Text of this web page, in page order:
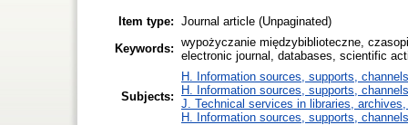
Item type: Journal article (Unpaginated)
Keywords: wypożyczanie międzybiblioteczne,
electronic journal, databases, scientific
Subjects:
H. Information sources, supports,
H. Information sources, supports,
J. Technical services in libraries,
H. Information sources, supports,